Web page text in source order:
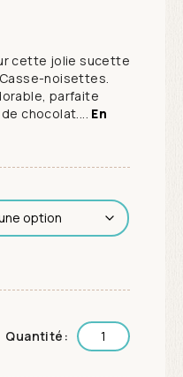
cette jolie sucette
noisettes.
parfaite
chocolat.... En
Quantité: